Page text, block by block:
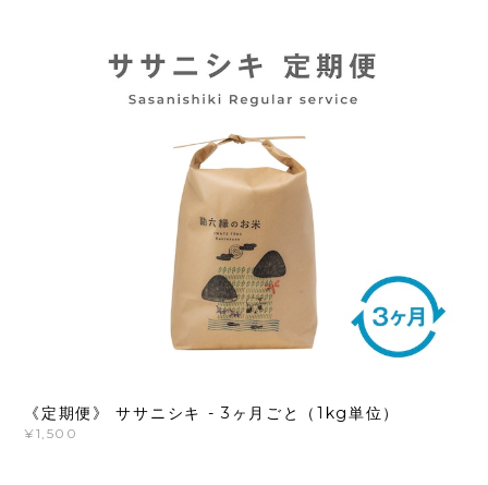
《定期便》 ササニシキ - 3ヶ月ごと（1kg単位）
¥1,500